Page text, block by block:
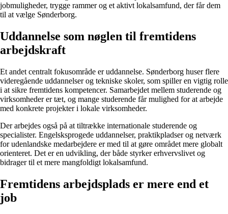
jobmuligheder, trygge rammer og et aktivt lokalsamfund, der får dem
til at vælge Sønderborg.
Uddannelse som nøglen til fremtidens
arbejdskraft
Et andet centralt fokusområde er uddannelse. Sønderborg huser flere
videregående uddannelser og tekniske skoler, som spiller en vigtig rolle
i at sikre fremtidens kompetencer. Samarbejdet mellem studerende og
virksomheder er tæt, og mange studerende får mulighed for at arbejde
med konkrete projekter i lokale virksomheder.
Der arbejdes også på at tiltrække internationale studerende og
specialister. Engelsksprogede uddannelser, praktikpladser og netværk
for udenlandske medarbejdere er med til at gøre området mere globalt
orienteret. Det er en udvikling, der både styrker erhvervslivet og
bidrager til et mere mangfoldigt lokalsamfund.
Fremtidens arbejdsplads er mere end et
job